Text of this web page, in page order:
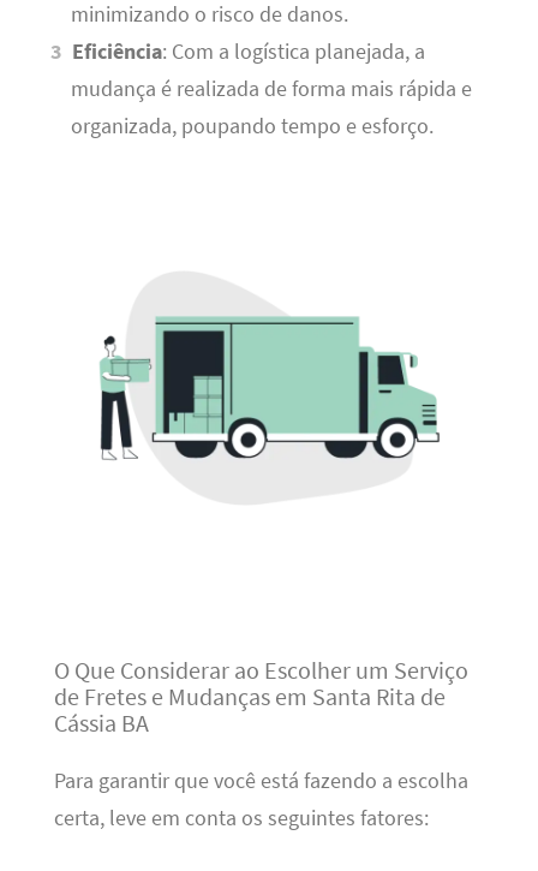
minimizando o risco de danos.
Eficiência: Com a logística planejada, a
mudança é realizada de forma mais rápida e
organizada, poupando tempo e esforço.
O Que Considerar ao Escolher um Serviço
de Fretes e Mudanças em Santa Rita de
Cássia BA
Para garantir que você está fazendo a escolha
certa, leve em conta os seguintes fatores: